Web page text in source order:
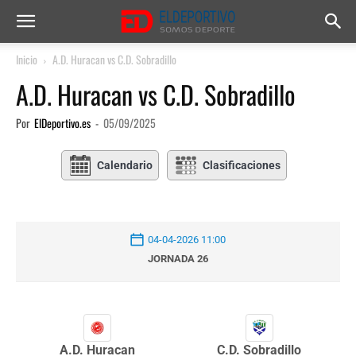
Inicio A.D. Huracan vs C.D. Sobradillo
A.D. Huracan vs C.D. Sobradillo
Por ElDeportivo.es - 05/09/2025
Calendario Clasificaciones
04-04-2026 11:00
JORNADA 26
A.D. Huracan C.D. Sobradillo